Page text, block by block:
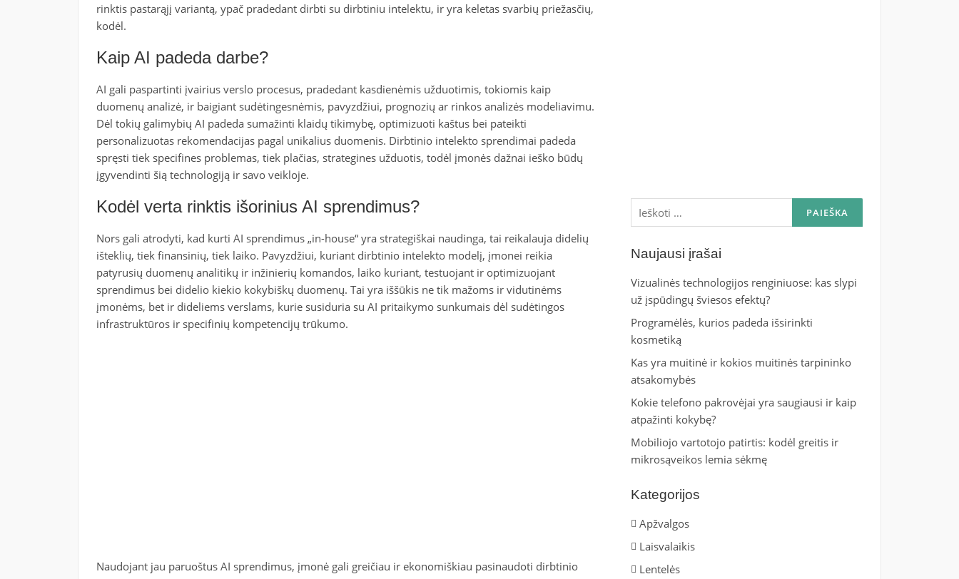
rinktis pastarąjį variantą, ypač pradedant dirbti su dirbtiniu intelektu, ir yra keletas svarbių priežasčių,
kodėl.
Kaip AI padeda darbe?
AI gali paspartinti įvairius verslo procesus, pradedant kasdienėmis užduotimis, tokiomis kaip
duomenų analizė, ir baigiant sudėtingesnėmis, pavyzdžiui, prognozių ar rinkos analizės modeliavimu.
Dėl tokių galimybių AI padeda sumažinti klaidų tikimybę, optimizuoti kaštus bei pateikti
personalizuotas rekomendacijas pagal unikalius duomenis. Dirbtinio intelekto sprendimai padeda
spręsti tiek specifines problemas, tiek plačias, strategines užduotis, todėl įmonės dažnai ieško būdų
įgyvendinti šią technologiją ir savo veikloje.
Kodėl verta rinktis išorinius AI sprendimus?
Nors gali atrodyti, kad kurti AI sprendimus „in-house“ yra strategiškai naudinga, tai reikalauja didelių
išteklių, tiek finansinių, tiek laiko. Pavyzdžiui, kuriant dirbtinio intelekto modelį, įmonei reikia
patyrusių duomenų analitikų ir inžinierių komandos, laiko kuriant, testuojant ir optimizuojant
sprendimus bei didelio kiekio kokybiškų duomenų. Tai yra iššūkis ne tik mažoms ir vidutinėms
įmonėms, bet ir dideliems verslams, kurie susiduria su AI pritaikymo sunkumais dėl sudėtingos
infrastruktūros ir specifinių kompetencijų trūkumo.
Naudojant jau paruoštus AI sprendimus, įmonė gali greičiau ir ekonomiškiau pasinaudoti dirbtinio
Ieškoti:
Naujausi įrašai
Vizualinės technologijos renginiuose: kas slypi
už įspūdingų šviesos efektų?
Programėlės, kurios padeda išsirinkti
kosmetiką
Kas yra muitinė ir kokios muitinės tarpininko
atsakomybės
Kokie telefono pakrovėjai yra saugiausi ir kaip
atpažinti kokybę?
Mobiliojo vartotojo patirtis: kodėl greitis ir
mikrosąveikos lemia sėkmę
Kategorijos
Apžvalgos
Laisvalaikis
Lentelės